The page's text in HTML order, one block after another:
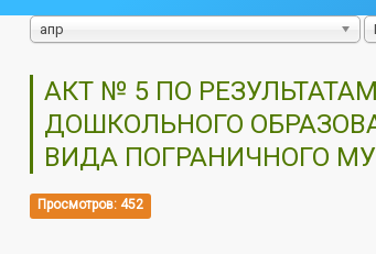
апр
АКТ № 5 ПО
ДОШКОЛЬНОГО
ВИДА ПОГРАНИЧНОГО
Просмотров: 452